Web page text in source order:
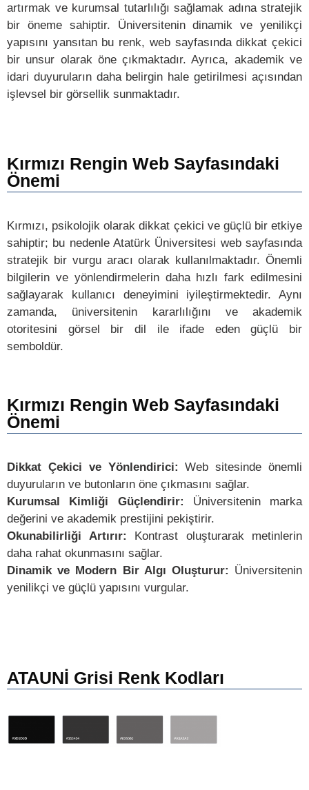
artırmak ve kurumsal tutarlılığı sağlamak adına stratejik
bir öneme sahiptir. Üniversitenin dinamik ve yenilikçi
yapısını yansıtan bu renk, web sayfasında dikkat çekici
bir unsur olarak öne çıkmaktadır. Ayrıca, akademik ve
idari duyuruların daha belirgin hale getirilmesi açısından
işlevsel bir görsellik sunmaktadır.
Kırmızı Rengin Web Sayfasındaki
Önemi
Kırmızı, psikolojik olarak dikkat çekici ve güçlü bir etkiye
sahiptir; bu nedenle Atatürk Üniversitesi web sayfasında
stratejik bir vurgu aracı olarak kullanılmaktadır. Önemli
bilgilerin ve yönlendirmelerin daha hızlı fark edilmesini
sağlayarak kullanıcı deneyimini iyileştirmektedir. Aynı
zamanda, üniversitenin kararlılığını ve akademik
otoritesini görsel bir dil ile ifade eden güçlü bir
semboldür.
Kırmızı Rengin Web Sayfasındaki
Önemi
Dikkat Çekici ve Yönlendirici: Web sitesinde önemli
duyuruların ve butonların öne çıkmasını sağlar.
Kurumsal Kimliği Güçlendirir: Üniversitenin marka
değerini ve akademik prestijini pekiştirir.
Okunabilirliği Artırır: Kontrast oluşturarak metinlerin
daha rahat okunmasını sağlar.
Dinamik ve Modern Bir Algı Oluşturur: Üniversitenin
yenilikçi ve güçlü yapısını vurgular.
ATAUNİ Grisi Renk Kodları